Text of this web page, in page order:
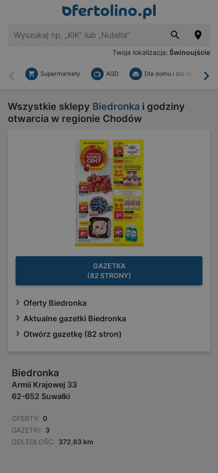
Twoja lokalizacja: Świnoujście
Wstecz
Supermarkety AGD Dla domu i dla ogrodu
Wszystkie sklepy Biedronka i godziny
otwarcia w regionie Chodów
GAZETKA
(82 STRONY)
Oferty Biedronka
Aktualne gazetki Biedronka
Otwórz gazetkę (82 stron)
Biedronka
Armii Krajowej 33
62-652 Suwałki
OFERTY: 0
GAZETKI: 3
ODLEGŁOŚĆ: 372,63 km